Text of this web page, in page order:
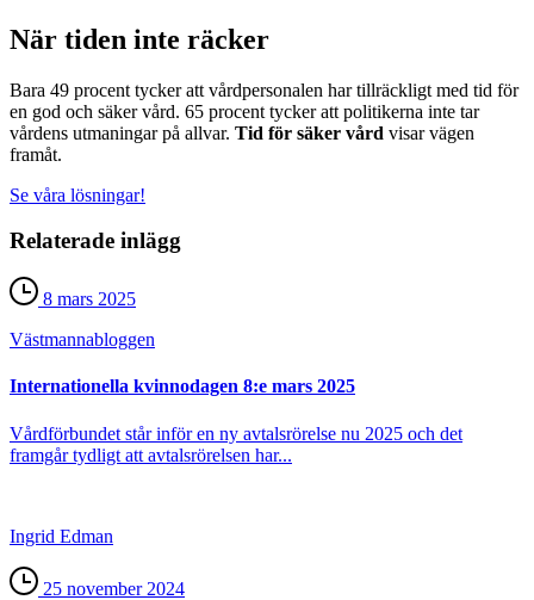
När tiden inte räcker
Bara 49 procent tycker att vårdpersonalen har tillräckligt med tid för
en god och säker vård. 65 procent tycker att politikerna inte tar
vårdens utmaningar på allvar. Tid för säker vård visar vägen
framåt.
Se våra lösningar!
Relaterade inlägg
8 mars 2025
Västmanna­bloggen
Internationella kvinnodagen 8:e mars 2025
Vårdförbundet står inför en ny avtalsrörelse nu 2025 och det
framgår tydligt att avtalsrörelsen har...
Ingrid Edman
25 november 2024